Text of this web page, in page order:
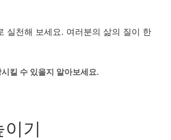
실천해 보세요. 여러분의 삶의 질이 한
킬 수 있을지 알아보세요.
기